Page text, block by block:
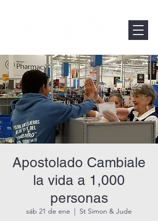
Apostolado Cambiale
la vida a 1,000
personas
sáb 21 de ene
  |
St Simon & Jude